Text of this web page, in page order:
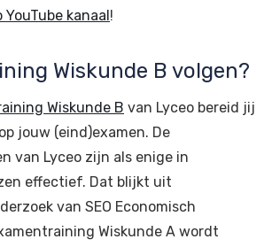
YouTube kanaal!
Wiskunde B volgen?
Wiskunde B van Lyceo bereid jij
jouw (eind)examen. De
van Lyceo zijn als enige in
effectief. Dat blijkt uit
van SEO Economisch
Wiskunde A wordt